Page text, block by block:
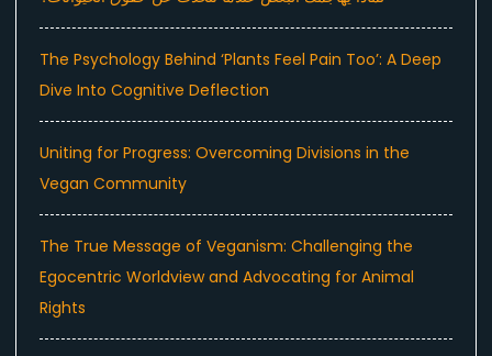
The Psychology Behind ‘Plants Feel Pain Too’: A Deep
Dive Into Cognitive Deflection
Uniting for Progress: Overcoming Divisions in the
Vegan Community
The True Message of Veganism: Challenging the
Egocentric Worldview and Advocating for Animal
Rights